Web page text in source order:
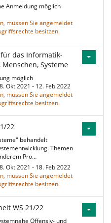
Anmeldung möglich
müssen Sie angemeldet
besitzen.
das Informatik-
Systeme
möglich
Okt 2021 - 12. Feb 2022
müssen Sie angemeldet
besitzen.
22
behandelt
Themen
Pro…
Okt 2021 - 18. Feb 2022
müssen Sie angemeldet
besitzen.
WS 21/22
Offensiv- und